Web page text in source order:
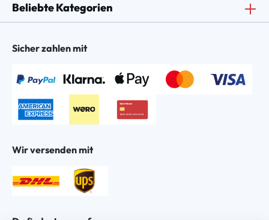
Beliebte Kategorien
Sicher zahlen mit
Wir versenden mit